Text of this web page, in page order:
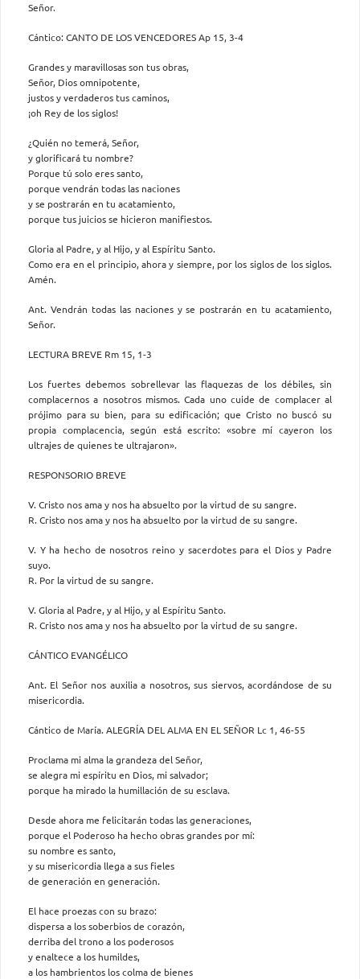
Señor.
Cántico: CANTO DE LOS VENCEDORES Ap 15, 3-4
Grandes y maravillosas son tus obras,
Señor, Dios omnipotente,
justos y verdaderos tus caminos,
¡oh Rey de los siglos!
¿Quién no temerá, Señor,
y glorificará tu nombre?
Porque tú solo eres santo,
porque vendrán todas las naciones
y se postrarán en tu acatamiento,
porque tus juicios se hicieron manifiestos.
Gloria al Padre, y al Hijo, y al Espíritu Santo.
Como era en el principio, ahora y siempre, por los siglos de los siglos.
Amén.
Ant. Vendrán todas las naciones y se postrarán en tu acatamiento,
Señor.
LECTURA BREVE Rm 15, 1-3
Los fuertes debemos sobrellevar las flaquezas de los débiles, sin
complacernos a nosotros mismos. Cada uno cuide de complacer al
prójimo para su bien, para su edificación; que Cristo no buscó su
propia complacencia, según está escrito: «sobre mí cayeron los
ultrajes de quienes te ultrajaron».
RESPONSORIO BREVE
V. Cristo nos ama y nos ha absuelto por la virtud de su sangre.
R. Cristo nos ama y nos ha absuelto por la virtud de su sangre.
V. Y ha hecho de nosotros reino y sacerdotes para el Dios y Padre
suyo.
R. Por la virtud de su sangre.
V. Gloria al Padre, y al Hijo, y al Espíritu Santo.
R. Cristo nos ama y nos ha absuelto por la virtud de su sangre.
CÁNTICO EVANGÉLICO
Ant. El Señor nos auxilia a nosotros, sus siervos, acordándose de su
misericordia.
Cántico de María. ALEGRÍA DEL ALMA EN EL SEÑOR Lc 1, 46-55
Proclama mi alma la grandeza del Señor,
se alegra mi espíritu en Dios, mi salvador;
porque ha mirado la humillación de su esclava.
Desde ahora me felicitarán todas las generaciones,
porque el Poderoso ha hecho obras grandes por mí:
su nombre es santo,
y su misericordia llega a sus fieles
de generación en generación.
El hace proezas con su brazo:
dispersa a los soberbios de corazón,
derriba del trono a los poderosos
y enaltece a los humildes,
a los hambrientos los colma de bienes